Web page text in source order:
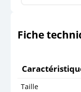
Fiche
Taille